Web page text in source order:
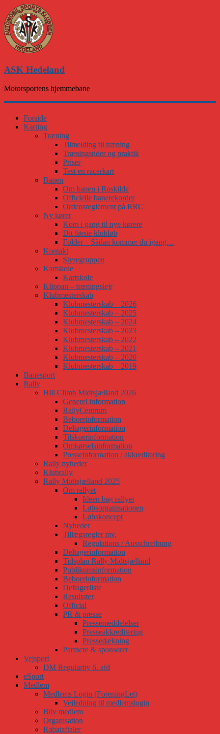
ASK Hedeland
Motorsportens hjemmebane
Forside
Karting
Træning
Tilmelding til træning
Træningstider og praktik
Priser
Test en racerkart
Banen
Om banen i Roskilde
Officielle banerekorder
Ordensreglement på RRC
Ny kører
Kom i gang til nye kørere
Dit første klubløb
Folder – Sådan kommer du igang…
Kontakt
Styregruppen
Kartskole
Kartskole
Klippan – træningslejr
Klubmesterskab
Klubmesterskab – 2026
Klubmesterskab – 2025
Klubmesterskab – 2024
Klubmesterskab – 2023
Klubmesterskab – 2022
Klubmesterskab – 2021
Klubmesterskab – 2020
Klubmesterskab – 2019
Banesport
Rally
Hill Climb Midtsjælland 2026
Generel information
RallyCentrum
Beboerinformation
Deltagerinformation
Tilskuerinformation
Omkørselsinformation
Presseinformation / akkreditering
Rally nyheder
Klubrally
Rally Midtsjælland 2025
Om rallyet
Ideen bag rallyet
Løbsorganisationen
Løbskoncept
Nyheder
Tillægsregler mv.
Regulations / Ausschreibung
Deltagerinformation
Tidsplan Rally Midtsjælland
Publikumsinformation
Beboerinformation
Deltagerliste
Resultater
Official
PR & presse
Pressemeddelelser
Presseakkreditering
Pressedækning
Partnere & sponsorer
Vejsport
DM Regularity 6. afd
eSport
Medlem
Medlems Login (ForeningLet)
Vejledning til medlemslogin
Bliv medlem
Organisation
Rabataftaler